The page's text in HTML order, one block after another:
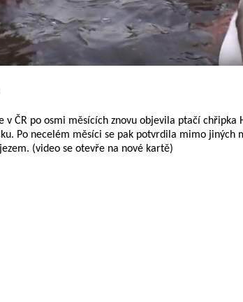
v ČR po osmi měsících znovu objevila ptačí chřipka
Po necelém měsíci se pak potvrdila mimo jiných
(video se otevře na nové kartě)